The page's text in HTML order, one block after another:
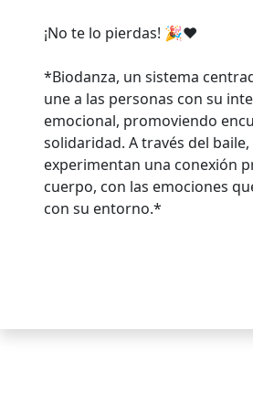
¡No te lo pierdas! 🎉❤️
*Biodanza, un sistema
une a las personas con su
emocional, promoviendo
solidaridad. A través del
experimentan una conexión
cuerpo, con las emociones
con su entorno.*